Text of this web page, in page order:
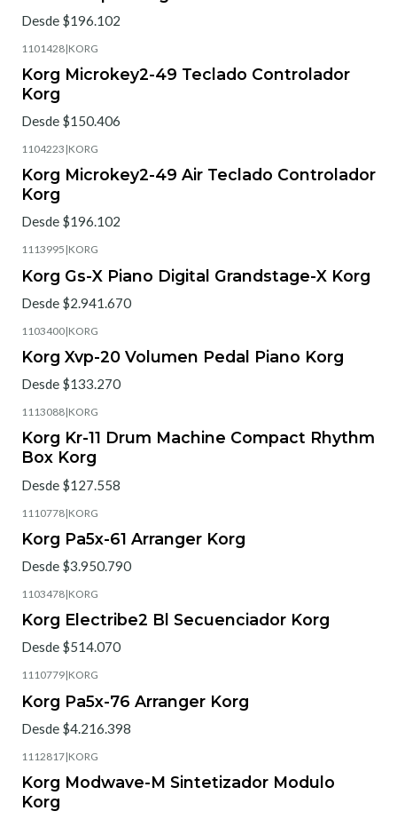
Desde $196.102
1101428|KORG
Korg Microkey2-49 Teclado Controlador
Korg
Desde $150.406
1104223 |KORG
Korg Microkey2-49 Air Teclado Controlador
Korg
Desde $196.102
1113995 |KORG
Korg Gs-X Piano Digital Grandstage-X Korg
Desde $2.941.670
1103400|KORG
Korg Xvp-20 Volumen Pedal Piano Korg
Desde $133.270
1113088|KORG
Korg Kr-11 Drum Machine Compact Rhythm
Box Korg
Desde $127.558
1110778|KORG
Korg Pa5x-61 Arranger Korg
Desde $3.950.790
1103478|KORG
Korg Electribe2 Bl Secuenciador Korg
Desde $514.070
1110779|KORG
Korg Pa5x-76 Arranger Korg
Desde $4.216.398
1112817|KORG
Korg Modwave-M Sintetizador Modulo
Korg